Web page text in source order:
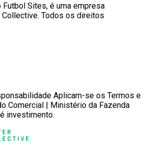
Sites, é uma empresa
Todos os direitos
Aplicam-se os Termos e
Comercial | Ministério da Fazenda
investimento.